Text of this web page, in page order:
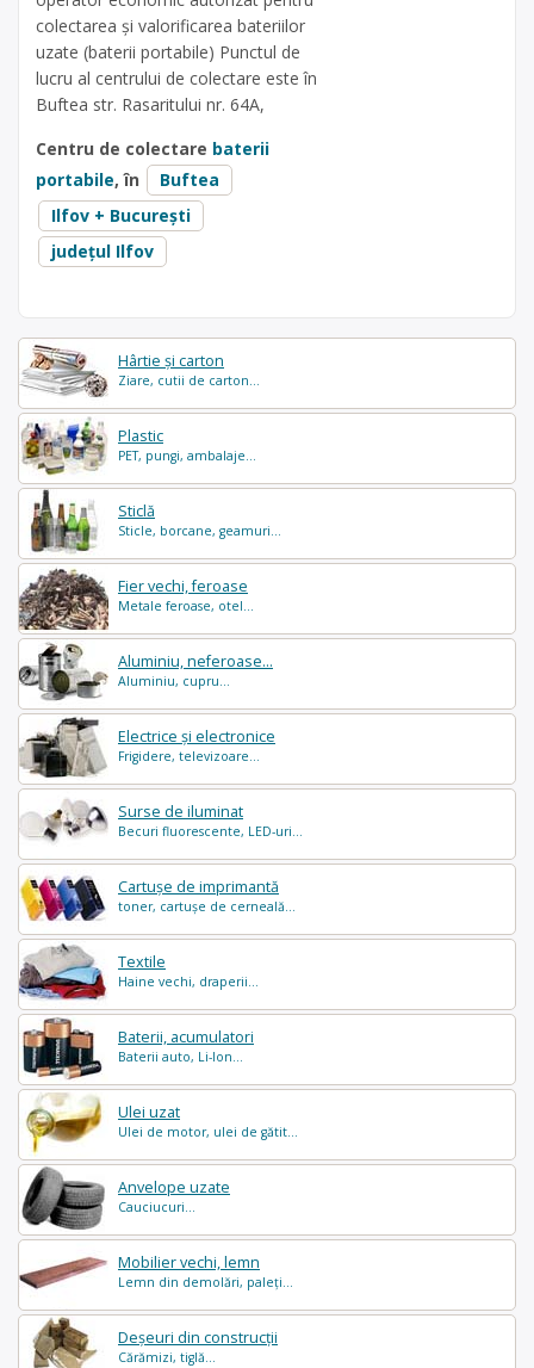
Hârtie și carton
Ziare, cutii de carton...
Plastic
PET, pungi, ambalaje...
Sticlă
Sticle, borcane, geamuri...
Fier vechi, feroase
Metale feroase, otel...
Aluminiu, neferoase...
Aluminiu, cupru...
Electrice și electronice
Frigidere, televizoare...
Surse de iluminat
Becuri fluorescente, LED-uri...
Cartușe de imprimantă
toner, cartușe de cerneală...
Textile
Haine vechi, draperii...
Baterii, acumulatori
Baterii auto, Li-Ion...
Ulei uzat
Ulei de motor, ulei de gătit...
Anvelope uzate
Cauciucuri...
Mobilier vechi, lemn
Lemn din demolări, paleți...
Deșeuri din construcții
Cărămizi, tiglă...
colectarea și valorificarea bateriilor
uzate (baterii portabile) Punctul de
lucru al centrului de colectare este în
Buftea str. Rasaritului nr. 64A,
Centru de colectare baterii
portabile, în
Buftea
Ilfov + București
județul Ilfov